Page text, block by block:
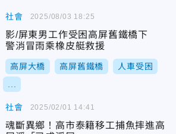
社會
影/屏東男工作受困高屏舊鐵橋下
警消冒雨乘橡皮艇救援
高屏大橋 高屏舊鐵橋 人車受困
2025/08/03 18:25
社會
魂斷異鄉！高市泰籍移工捕魚摔進高
2025/02/01 14:41